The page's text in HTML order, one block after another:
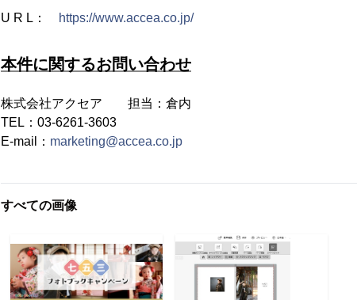
U R L： https://www.accea.co.jp/
本件に関するお問い合わせ
株式会社アクセア 担当：倉内
TEL：03-6261-3603
E-mail： marketing@accea.co.jp
すべての画像